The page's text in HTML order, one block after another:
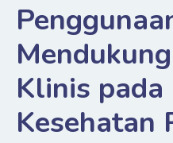
Klinis pada
Kesehatan